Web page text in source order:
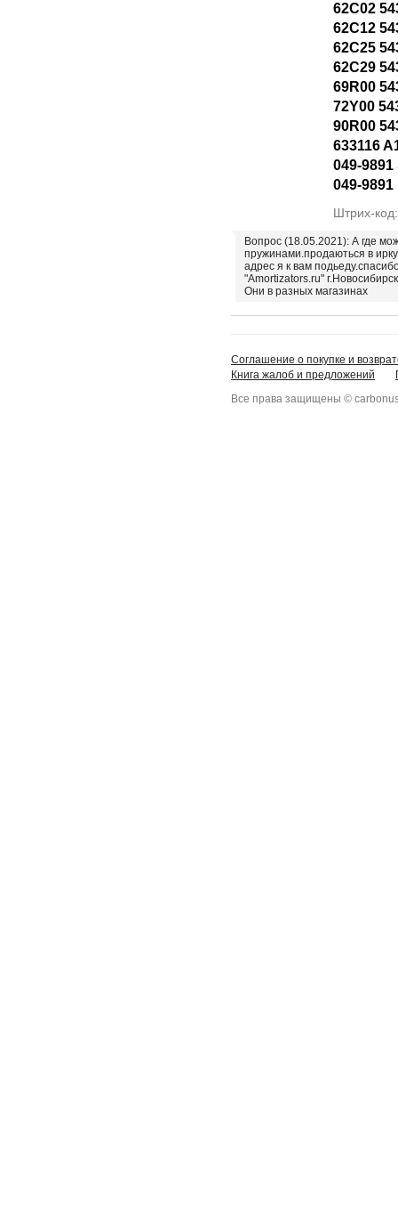
62C02
62C12
62C25
62C29
69R00
72Y00
90R00
633116
049-9891
049-9891
Штрих-
Вопрос (18.05.2021): А где
пружинами.продаються в
адрес я к вам
"Amortizators.ru"
Они в разных магазинах
Соглашение о покупке и
Книга жалоб и предложений
Все права защищены ©